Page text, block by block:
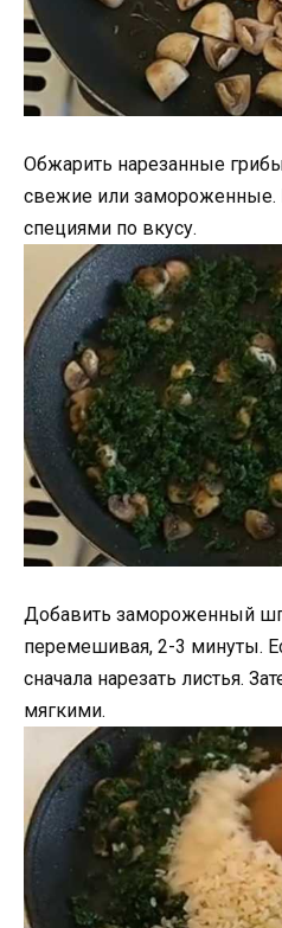
Обжарить нарезанные
свежие или замороженные.
специями по вкусу.
Добавить замороженный
перемешивая, 2-3 минуты.
сначала нарезать листья.
мягкими.